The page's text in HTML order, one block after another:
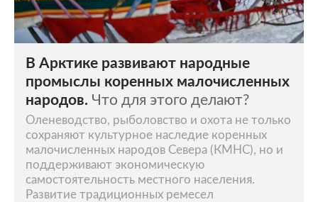
В Арктике развивают народные
промыслы коренных малочисленных
народов. Что для этого делают?
Оленеводство, рыболовство и охота не только
сохраняют культурное наследие коренных
малочисленных народов Севера (КМНС), но и
поддерживают экономическую
самостоятельность местного населения.
Развитие традиционных ремесел